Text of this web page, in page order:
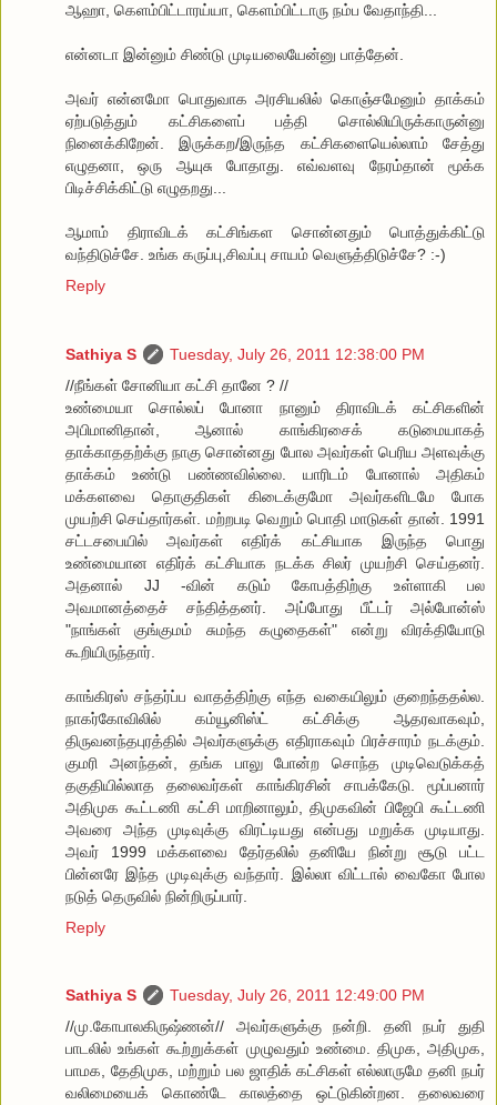
ஆஹா, கெளம்பிட்டாரய்யா, கெளம்பிட்டாரு நம்ப வேதாந்தி...
என்னடா இன்னும் சிண்டு முடியலையேன்னு பாத்தேன்.
அவர் என்னமோ பொதுவாக அரசியலில் கொஞ்சமேனும் தாக்கம்
ஏற்படுத்தும் கட்சிகளைப் பத்தி சொல்லியிருக்காருன்னு
நினைக்கிறேன். இருக்கற/இருந்த கட்சிகளையெல்லாம் சேத்து
எழுதனா, ஒரு ஆயுசு போதாது. எவ்வளவு நேரம்தான் மூக்க
பிடிச்சிக்கிட்டு எழுதறது...
ஆமாம் திராவிடக் கட்சிங்கள சொன்னதும் பொத்துக்கிட்டு
வந்திடுச்சே. உங்க கருப்பு,சிவப்பு சாயம் வெளுத்திடுச்சே? :-)
Reply
Sathiya S
Tuesday, July 26, 2011 12:38:00 PM
//நீங்கள் சோனியா கட்சி தானே ? //
உண்மையா சொல்லப் போனா நானும் திராவிடக் கட்சிகளின்
அபிமானிதான், ஆனால் காங்கிரசைக் கடுமையாகத்
தாக்காததற்க்கு நாகு சொன்னது போல அவர்கள் பெரிய அளவுக்கு
தாக்கம் உண்டு பண்ணவில்லை. யாரிடம் போனால் அதிகம்
மக்களவை தொகுதிகள் கிடைக்குமோ அவர்களிடமே போக
முயற்சி செய்தார்கள். மற்றபடி வெறும் பொதி மாடுகள் தான். 1991
சட்டசபையில் அவர்கள் எதிர்க் கட்சியாக இருந்த பொது
உண்மையான எதிர்க் கட்சியாக நடக்க சிலர் முயற்சி செய்தனர்.
அதனால் JJ -வின் கடும் கோபத்திற்கு உள்ளாகி பல
அவமானத்தைச் சந்தித்தனர். அப்போது பீட்டர் அல்போன்ஸ்
"நாங்கள் குங்குமம் சுமந்த கழுதைகள்" என்று விரக்தியோடு
கூறியிருந்தார்.
காங்கிரஸ் சந்தர்ப்ப வாதத்திற்கு எந்த வகையிலும் குறைந்ததல்ல.
நாகர்கோவிலில் கம்யூனிஸ்ட் கட்சிக்கு ஆதரவாகவும்,
திருவனந்தபுரத்தில் அவர்களுக்கு எதிராகவும் பிரச்சாரம் நடக்கும்.
குமரி அனந்தன், தங்க பாலு போன்ற சொந்த முடிவெடுக்கத்
தகுதியில்லாத தலைவர்கள் காங்கிரசின் சாபக்கேடு. மூப்பனார்
அதிமுக கூட்டணி கட்சி மாறினாலும், திமுகவின் பிஜேபி கூட்டணி
அவரை அந்த முடிவுக்கு விரட்டியது என்பது மறுக்க முடியாது.
அவர் 1999 மக்களவை தேர்தலில் தனியே நின்று சூடு பட்ட
பின்னரே இந்த முடிவுக்கு வந்தார். இல்லா விட்டால் வைகோ போல
நடுத் தெருவில் நின்றிருப்பார்.
Reply
Sathiya S
Tuesday, July 26, 2011 12:49:00 PM
//மு.கோபாலகிருஷ்ணன்// அவர்களுக்கு நன்றி. தனி நபர் துதி
பாடலில் உங்கள் கூற்றுக்கள் முழுவதும் உண்மை. திமுக, அதிமுக,
பாமக, தேதிமுக, மற்றும் பல ஜாதிக் கட்சிகள் எல்லாருமே தனி நபர்
வலிமையைக் கொண்டே காலத்தை ஒட்டுகின்றன. தலைவரை